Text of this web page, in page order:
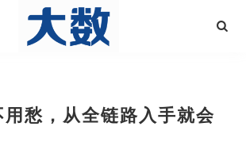
愁，从全链路入手就会